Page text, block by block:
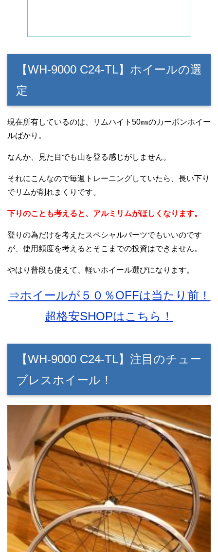
【WH-9000 C24-TL】ホイールの選
定
現在所有しているのは、リムハイト50㎜のカーボンホイー
ルばかり。
なんか、見た目でも山を登る感じがしません。
それにこんなので毎週トレーニングしていたら、長い下り
でリムが削れまくりです。
下りのことも考えると、アルミリムがほしくなります。
登りの為だけを考えたスペシャルパーツでもいいのです
が、使用頻度を考えるとそこまでの投資はできません。
やはり普段も使えて、軽いホイール選びになります。
⇒ホイールが５０％OFFは当たり前！
超格安SHOPはこちら！
【WH-9000 C24-TL】注目のチュー
ブレスホイール！